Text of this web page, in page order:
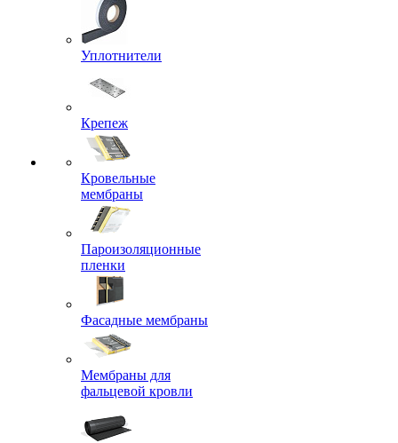
Уплотнители
Крепеж
Кровельные
мембраны
Пароизоляционные
пленки
Фасадные мембраны
Мембраны для
фальцевой кровли